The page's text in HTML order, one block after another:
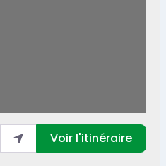
Enter your location
Voir l'itinéraire